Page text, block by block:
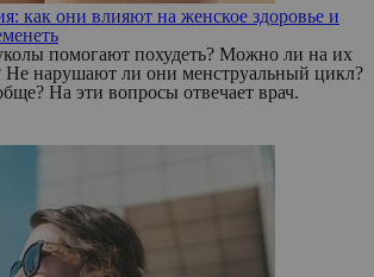
как они влияют на женское здоровье и
помогают похудеть? Можно ли на их
Не нарушают ли они менструальный цикл?
На эти вопросы отвечает врач.